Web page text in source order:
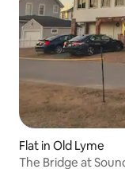
Flat in Old Lyme
The Bridge at